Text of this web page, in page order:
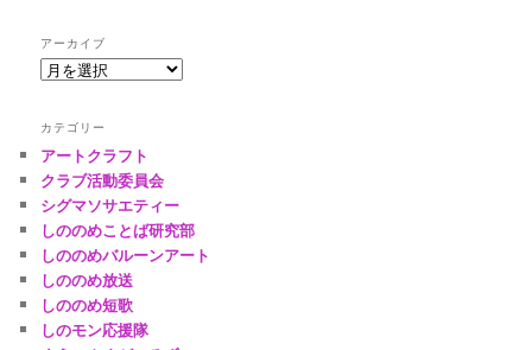
アーカイブ
ア
イ
ブ
カテゴリー
アートクラフト
クラブ活動委員会
シグマソサエティー
しののめことば研究部
しののめバルーンアート
しののめ放送
しののめ短歌
しのモン応援隊